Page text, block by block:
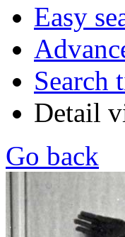
Easy
Search
Detail
Go back